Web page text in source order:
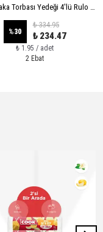
COOK Kaka Torbası Yedeği 4'lü Rulo - STANDART
%30
₺ 334.95
₺ 234.47
₺ 1.95 / adet
2 Ebat